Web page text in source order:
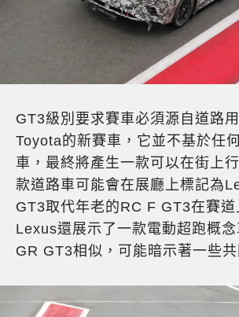
GT3級別要求賽車必須源自道路
Toyota的新賽車，它並不基於任
車，最終將產生一款可以在街上
款道路車可能會在展廳上標記為
GT3取代年老的RC F GT3在賽道
Lexus還展示了一款電動超跑概
GR GT3相似，可能暗示著一些共